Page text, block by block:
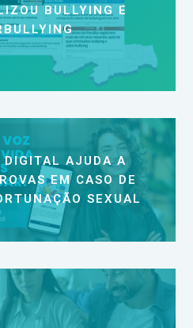
BULLYING E
DIGITAL AJUDA A
EM CASO DE
SEXUAL